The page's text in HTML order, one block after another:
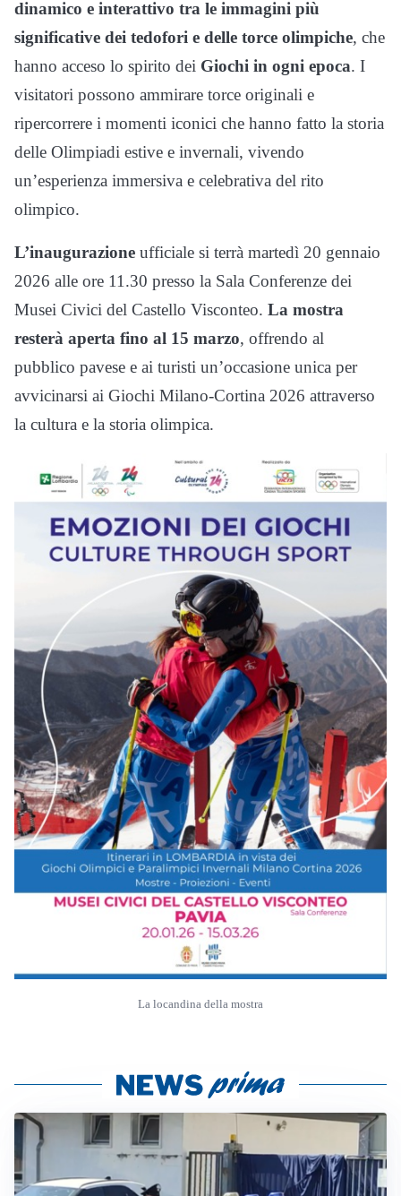
dinamico e interattivo tra le immagini più
significative dei tedofori e delle torce olimpiche, che
hanno acceso lo spirito dei Giochi in ogni epoca. I
visitatori possono ammirare torce originali e
ripercorrere i momenti iconici che hanno fatto la storia
delle Olimpiadi estive e invernali, vivendo
un’esperienza immersiva e celebrativa del rito
olimpico.
L’inaugurazione ufficiale si terrà martedì 20 gennaio
2026 alle ore 11.30 presso la Sala Conferenze dei
Musei Civici del Castello Visconteo. La mostra
resterà aperta fino al 15 marzo, offrendo al
pubblico pavese e ai turisti un’occasione unica per
avvicinarsi ai Giochi Milano-Cortina 2026 attraverso
la cultura e la storia olimpica.
La locandina della mostra